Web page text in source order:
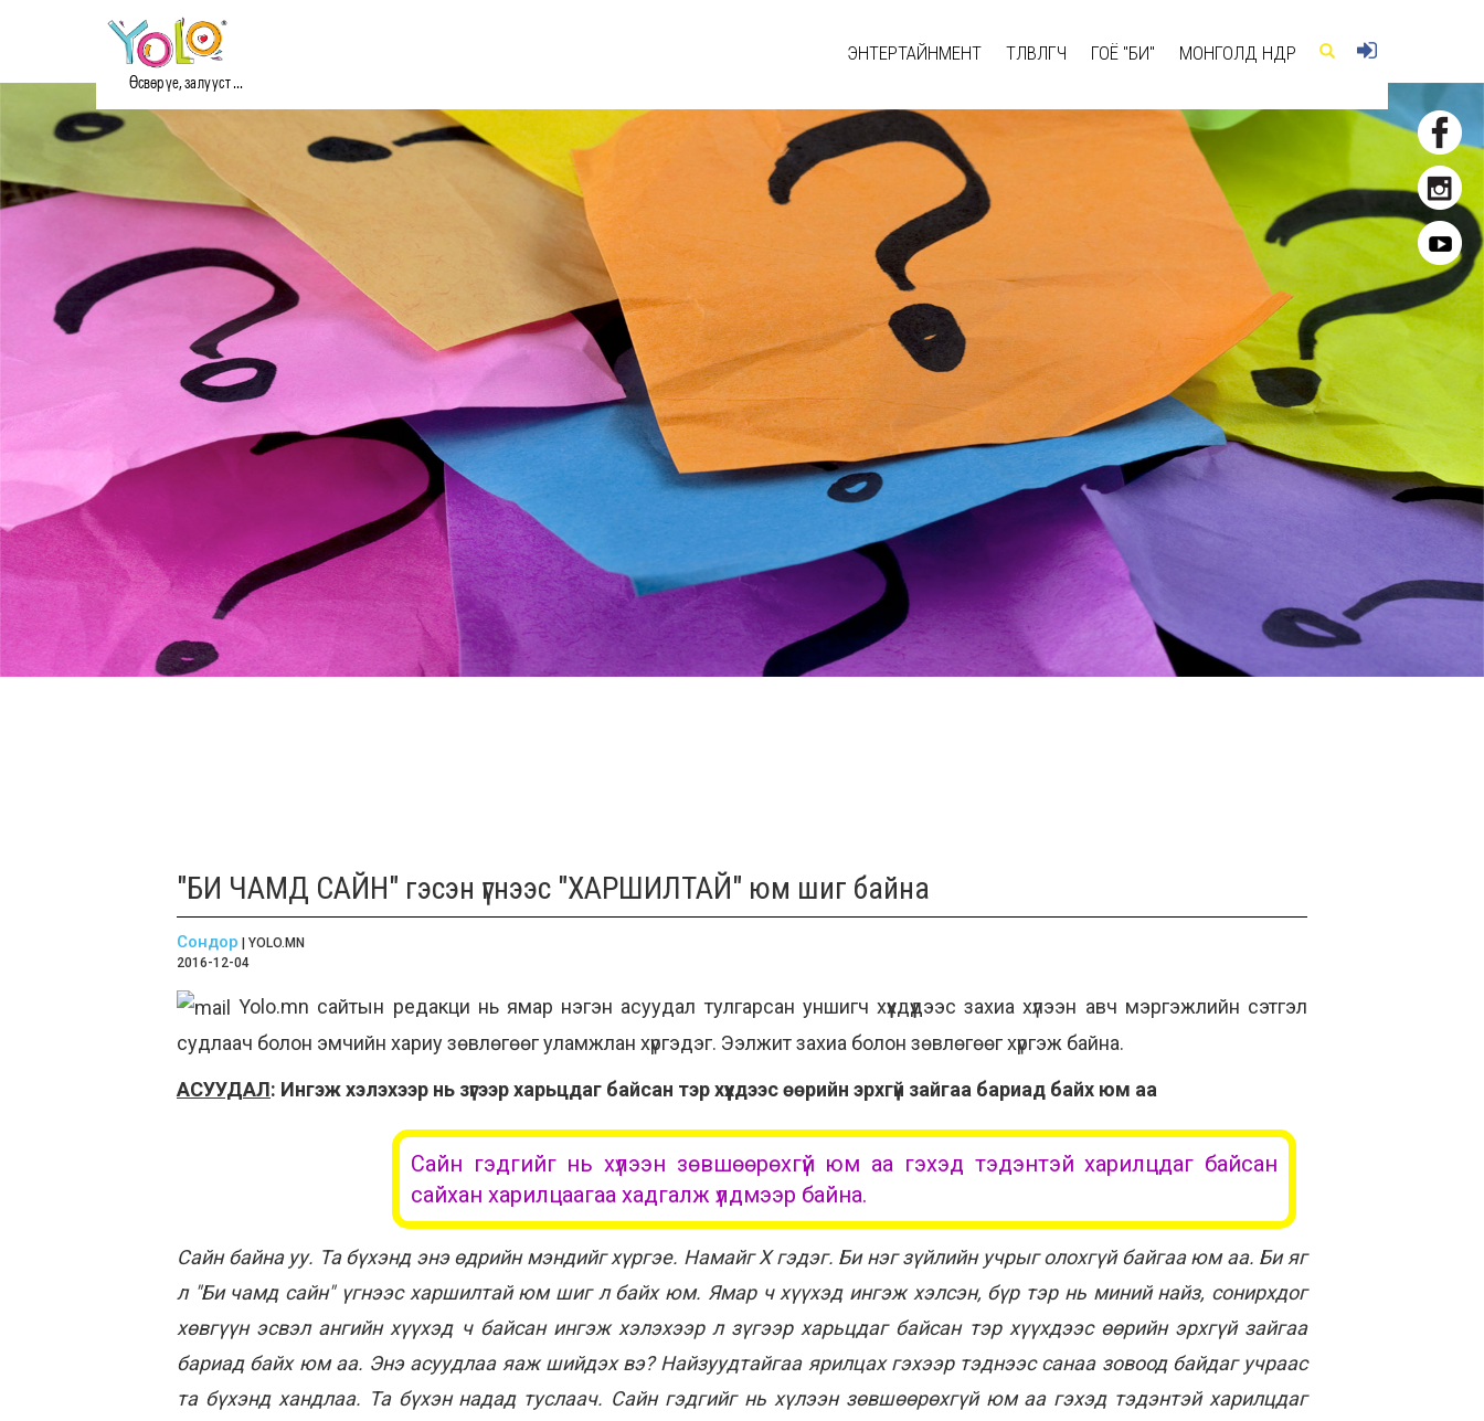
Өсвөр үе, залууст ...
ЭНТЕРТАЙНМЕНТ ТӨЛӨВЛӨГЧ ГОЁ "БИ" МОНГОЛД ӨНӨӨДӨР
"БИ ЧАМД САЙН" гэсэн үгнээс "ХАРШИЛТАЙ" юм шиг байна
Сондор | YOLO.MN
2016-12-04
Yolo.mn сайтын редакци нь ямар нэгэн асуудал тулгарсан уншигч хүүхдүүдээс захиа хүлээн авч мэргэжлийн сэтгэл
судлаач болон эмчийн хариу зөвлөгөөг уламжлан хүргэдэг. Ээлжит захиа болон зөвлөгөөг хүргэж байна.
АСУУДАЛ: Ингэж хэлэхээр нь зүгээр харьцдаг байсан тэр хүүхдээс өөрийн эрхгүй зайгаа бариад байх юм аа
Сайн гэдгийг нь хүлээн зөвшөөрөхгүй юм аа гэхэд тэдэнтэй харилцдаг байсан
сайхан харилцаагаа хадгалж үлдмээр байна.
Сайн байна уу. Та бүхэнд энэ өдрийн мэндийг хүргэе. Намайг Х гэдэг. Би нэг зүйлийн учрыг олохгүй байгаа юм аа. Би яг
л "Би чамд сайн" үгнээс харшилтай юм шиг л байх юм. Ямар ч хүүхэд ингэж хэлсэн, бүр тэр нь миний найз, сонирхдог
хөвгүүн эсвэл ангийн хүүхэд ч байсан ингэж хэлэхээр л зүгээр харьцдаг байсан тэр хүүхдээс өөрийн эрхгүй зайгаа
бариад байх юм аа. Энэ асуудлаа яаж шийдэх вэ? Найзуудтайгаа ярилцах гэхээр тэднээс санаа зовоод байдаг учраас
та бүхэнд хандлаа. Та бүхэн надад туслаач. Сайн гэдгийг нь хүлээн зөвшөөрөхгүй юм аа гэхэд тэдэнтэй харилцдаг